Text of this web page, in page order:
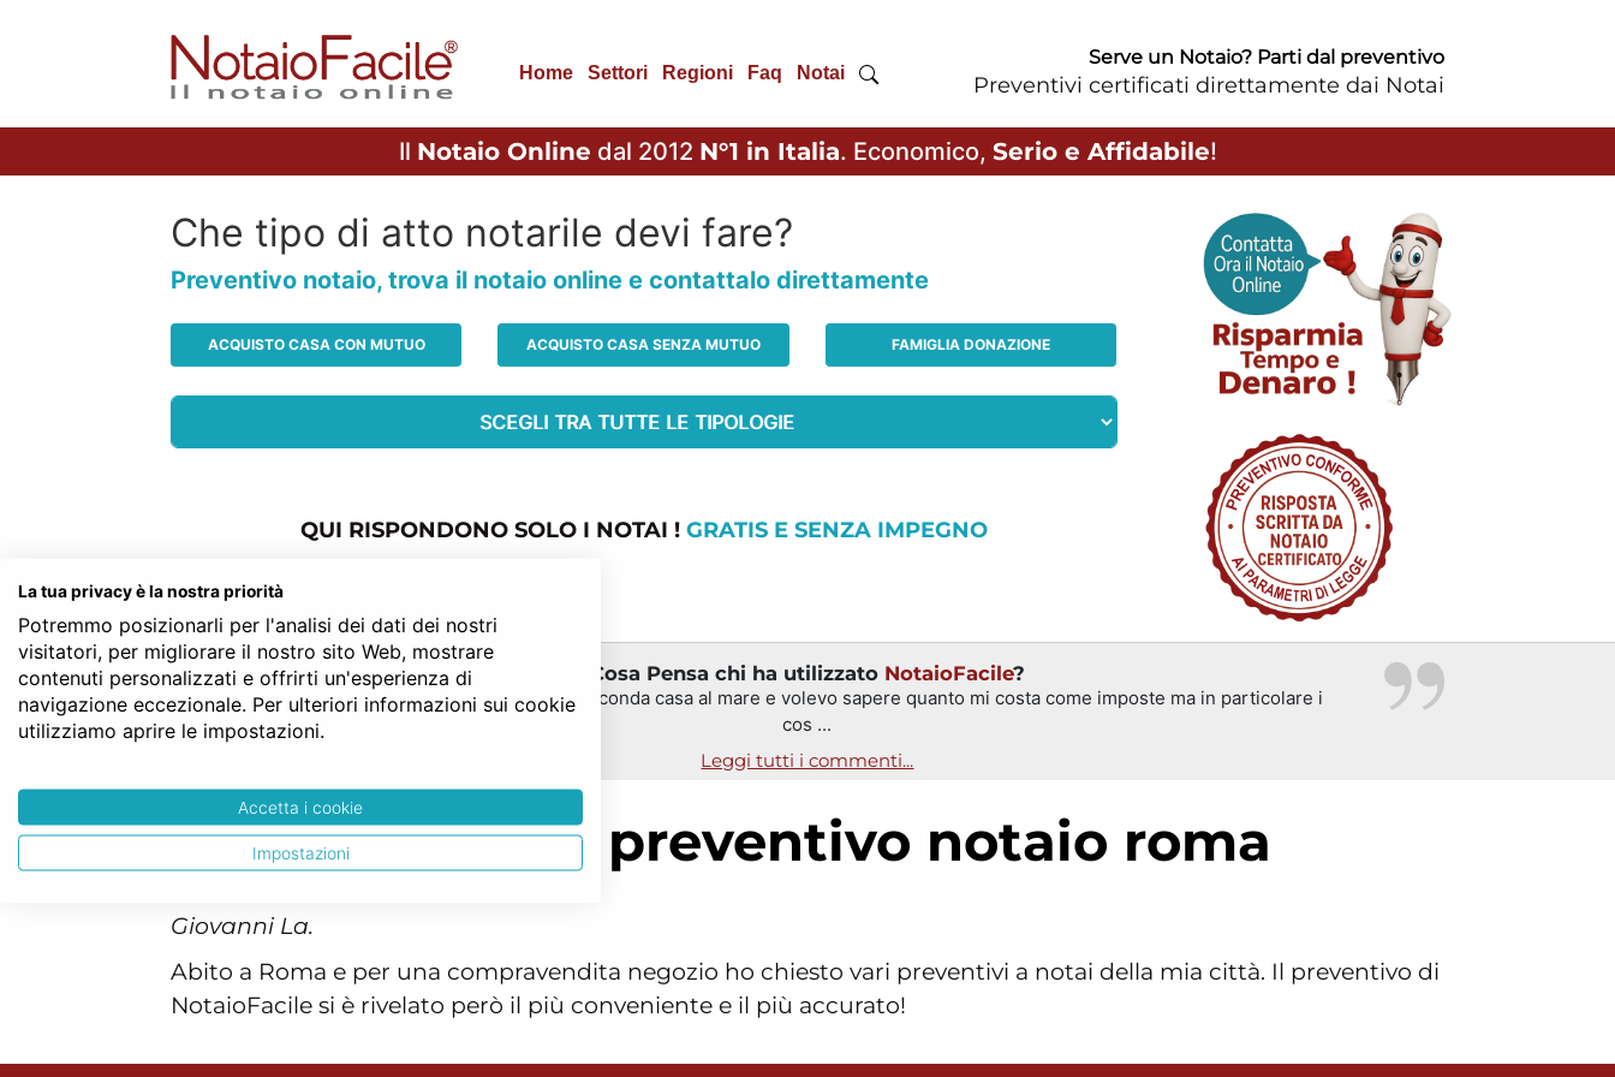
Home Settori Regioni Faq Notai
Serve un Notaio? Parti dal preventivo
Preventivi certificati direttamente dai Notai
Il Notaio Online dal 2012 N°1 in Italia. Economico, Serio e Affidabile!
Che tipo di atto notarile devi fare?
Preventivo notaio, trova il notaio online e contattalo direttamente
ACQUISTO CASA CON MUTUO ACQUISTO CASA SENZA MUTUO FAMIGLIA DONAZIONE
QUI RISPONDONO SOLO I NOTAI ! GRATIS E SENZA IMPEGNO
Cosa Pensa chi ha utilizzato NotaioFacile?
Roberta T.Sto per comprare una seconda casa al mare e volevo sapere quanto mi costa come imposte ma in particolare i
cos ...
Leggi tutti i commenti...
commenti per: preventivo notaio roma
Giovanni La.
Abito a Roma e per una compravendita negozio ho chiesto vari preventivi a notai della mia città. Il preventivo di
NotaioFacile si è rivelato però il più conveniente e il più accurato!
La tua privacy è la nostra priorità
Potremmo posizionarli per l'analisi dei dati dei nostri
visitatori, per migliorare il nostro sito Web, mostrare
contenuti personalizzati e offrirti un'esperienza di
navigazione eccezionale. Per ulteriori informazioni sui cookie
utilizziamo aprire le impostazioni.
Accetta i cookie
Impostazioni